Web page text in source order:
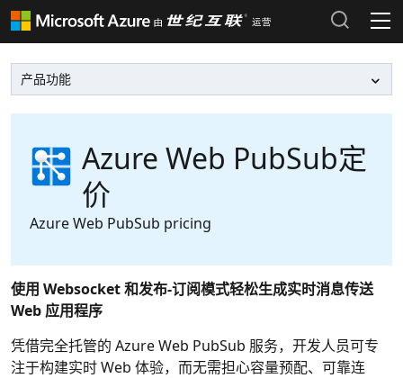
产品和定价
Azure 市场 >
Azure 支持计划 >
Azure 更新 >
Azure 博客 >
登录 Azure 门户
最近搜索历史Azure Web PubSub定
价
Azure Web PubSub pricing
使用 Websocket 和发布-订阅模式轻松生成实时消息传送
Web 应用程序
凭借完全托管的 Azure Web PubSub 服务，开发人员可专
注于构建实时 Web 体验，而无需担心容量预配、可靠连